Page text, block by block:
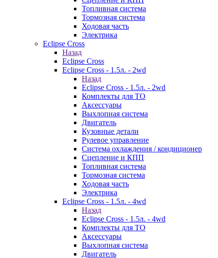
Топливная система
Тормозная система
Ходовая часть
Электрика
Eclipse Cross
Назад
Eclipse Cross
Eclipse Cross - 1.5л. - 2wd
Назад
Eclipse Cross - 1.5л. - 2wd
Комплекты для ТО
Аксессуары
Выхлопная система
Двигатель
Кузовные детали
Рулевое управление
Система охлаждения / кондиционер
Сцепление и КПП
Топливная система
Тормозная система
Ходовая часть
Электрика
Eclipse Cross - 1.5л. - 4wd
Назад
Eclipse Cross - 1.5л. - 4wd
Комплекты для ТО
Аксессуары
Выхлопная система
Двигатель